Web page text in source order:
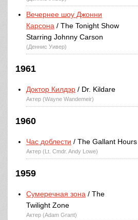
Вечернее шоу Джонни
Карсона / The Tonight Show
Starring Johnny Carson
(Деннис Уивер)
1961
Доктор Килдэр / Dr. Kildare
Актер (Wayne Wandemeir)
1960
Час доблести / The Gallant Hours
Актер (Lt. Cmdr. Andy Lowe)
1959
Сумеречная зона / The
Twilight Zone
Актер (Adam Grant)